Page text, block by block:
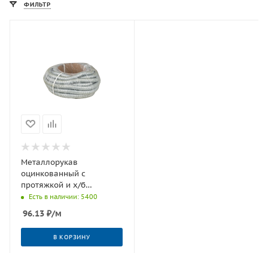
ФИЛЬТР
Металлорукав
оцинкованный с
протяжкой и х/б
уплотнением РЗ-Ц-Х 25
Есть в наличии: 5400
96.13 ₽/м
В КОРЗИНУ